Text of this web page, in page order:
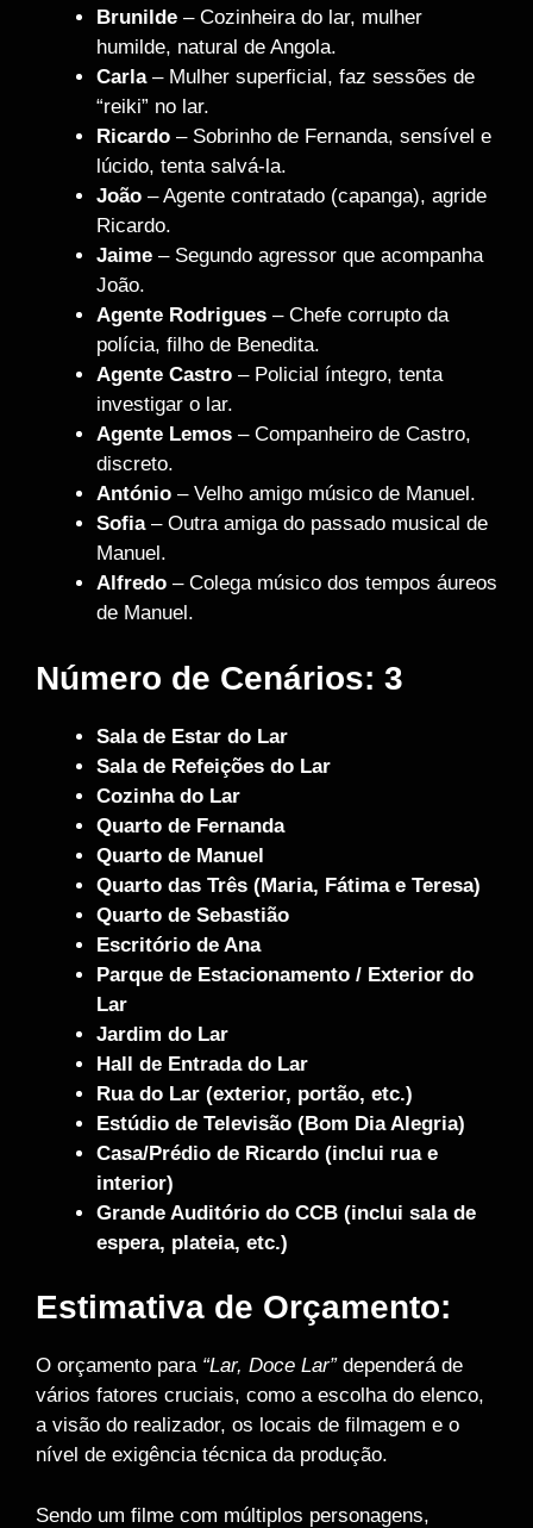
Brunilde – Cozinheira do lar, mulher
humilde, natural de Angola.
Carla– Mulher superficial, faz sessões de
“reiki” no lar.
Ricardo – Sobrinho de Fernanda, sensível e
lúcido, tenta salvá-la.
João – Agente contratado (capanga), agride
Ricardo.
Jaime – Segundo agressor que acompanha
João.
Agente Rodrigues – Chefe corrupto da
polícia, filho de Benedita.
Agente Castro – Policial íntegro, tenta
investigar o lar.
Agente Lemos – Companheiro de Castro,
discreto.
António – Velho amigo músico de Manuel.
Sofia– Outra amiga do passado musical de
Manuel.
Alfredo – Colega músico dos tempos áureos
de Manuel.
Número de Cenários: 3
Sala de Estar do Lar
Sala de Refeições do Lar
Cozinha do Lar
Quarto de Fernanda
Quarto de Manuel
Quarto das Três (Maria, Fátima e Teresa)
Quarto de Sebastião
Escritório de Ana
Parque de Estacionamento / Exterior do
Lar
Jardim do Lar
Hall de Entrada do Lar
Rua do Lar (exterior, portão, etc.)
Estúdio de Televisão (Bom Dia Alegria)
Casa/Prédio de Ricardo (inclui rua e
interior)
Grande Auditório do CCB (inclui sala de
espera, plateia, etc.)
Estimativa de Orçamento:
O orçamento para “Lar, Doce Lar”dependerá de
vários fatores cruciais, como a escolha do elenco,
a visão do realizador, os locais de filmagem e o
nível de exigência técnica da produção.
Sendo um filme com múltiplos personagens,